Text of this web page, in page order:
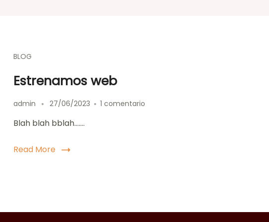
BLOG
Estrenamos web
admin 27/06/2023 1 comentario
Blah blah bblah…….
Read More